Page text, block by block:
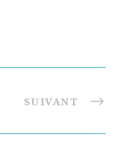
SUIVANT